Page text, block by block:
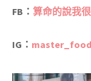
FB： 算命的說我
IG ：